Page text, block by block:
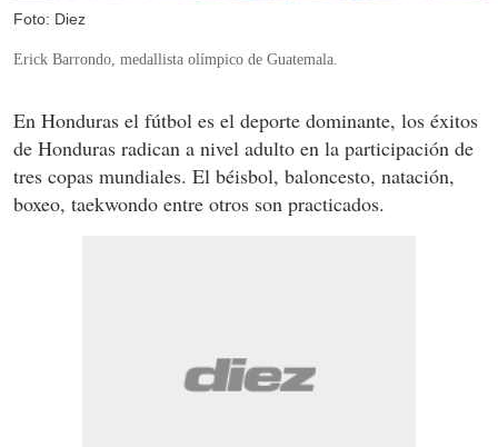
Foto: Diez
Erick Barrondo, medallista olímpico de Guatemala.
En Honduras el fútbol es el deporte dominante, los éxitos
de Honduras radican a nivel adulto en la participación de
tres copas mundiales. El béisbol, baloncesto, natación,
boxeo, taekwondo entre otros son practicados.